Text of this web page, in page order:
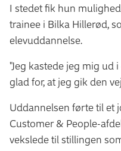
I stedet fik hun
trainee i Bilka Hillerød,
elevuddannelse.
"Jeg kastede jeg mig
glad for, at jeg gik den
Uddannelsen førte til et
Customer & People-
vekslede til stillingen